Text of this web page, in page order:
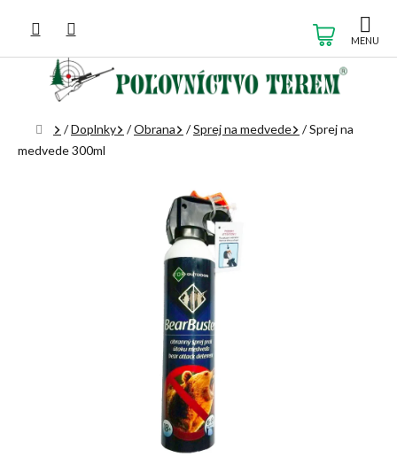
obsah
KOŠÍK
Domov
/Doplnky /Obrana /Sprej na medvede /Sprej na
medvede 300ml